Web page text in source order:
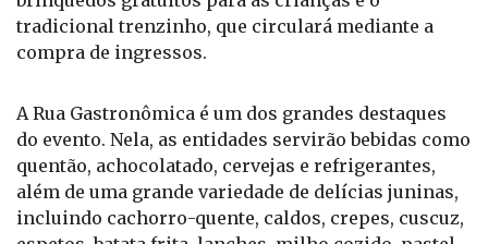
musicais, apresentações culturais, comidas típicas,
brinquedos gratuitos para as crianças e o
tradicional trenzinho, que circulará mediante a
A Rua Gastronômica é um dos grandes destaques
do evento. Nela, as entidades servirão bebidas como
quentão, achocolatado, cervejas e refrigerantes,
além de uma grande variedade de delícias juninas,